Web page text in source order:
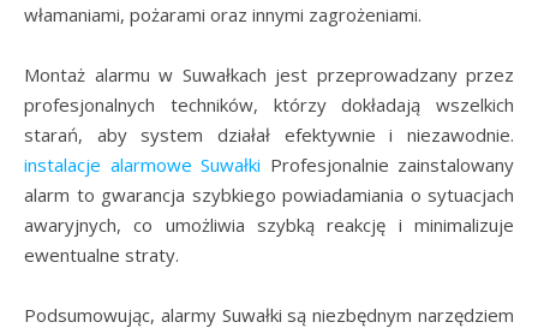
włamaniami, pożarami oraz innymi zagrożeniami.
Montaż alarmu w Suwałkach jest przeprowadzany przez
profesjonalnych techników, którzy dokładają wszelkich
starań, aby system działał efektywnie i niezawodnie.
instalacje alarmowe Suwałki Profesjonalnie zainstalowany
alarm to gwarancja szybkiego powiadamiania o sytuacjach
awaryjnych, co umożliwia szybką reakcję i minimalizuje
ewentualne straty.
Podsumowując, alarmy Suwałki są niezbędnym narzędziem